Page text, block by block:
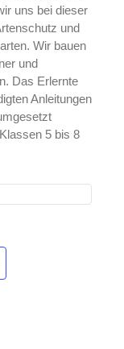
NRW
Kindheitspädagogik
Land
FaireKITA
uns bei dieser
und
Wir bauen
und
Das Erlernte
Anleitungen
5 bis 8